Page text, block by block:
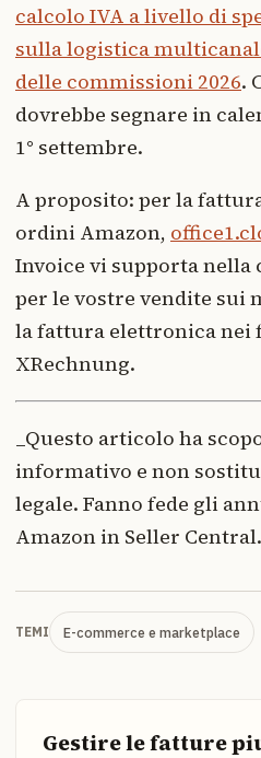
calcolo IVA a livello di
sulla logistica
delle commissioni 2026.
dovrebbe segnare in
1° settembre.
A proposito: per la
ordini Amazon,
Invoice vi supporta nella
per le vostre vendite sui
la fattura elettronica nei
XRechnung.
_Questo articolo ha
informativo e non
legale. Fanno fede gli
Amazon in Seller Central._
TEMI E-commerce e marketplace
Gestire le fatture